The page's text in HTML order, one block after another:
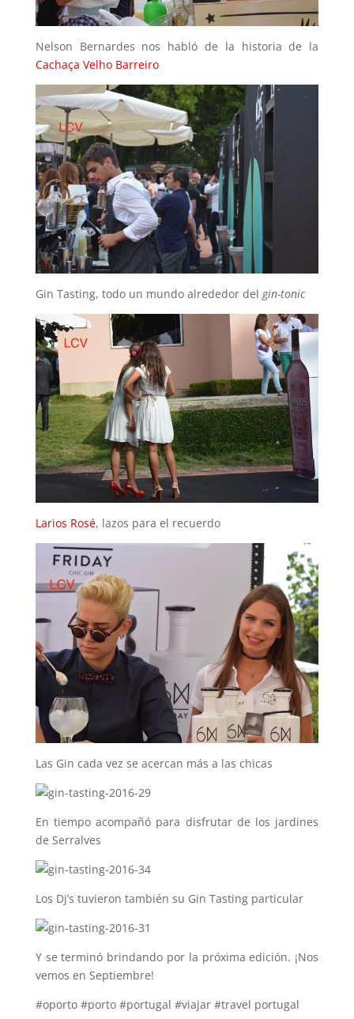
Nelson Bernardes nos habló de la historia de la
Cachaça Velho Barreiro
Gin Tasting, todo un mundo alrededor del gin-tonic
Larios Rosé, lazos para el recuerdo
Las Gin cada vez se acercan más a las chicas
En tiempo acompañó para disfrutar de los jardines
de Serralves
Los Dj’s tuvieron también su Gin Tasting particular
Y se terminó brindando por la próxima edición. ¡Nos
vemos en Septiembre!
#oporto #porto #portugal #viajar #travel portugal